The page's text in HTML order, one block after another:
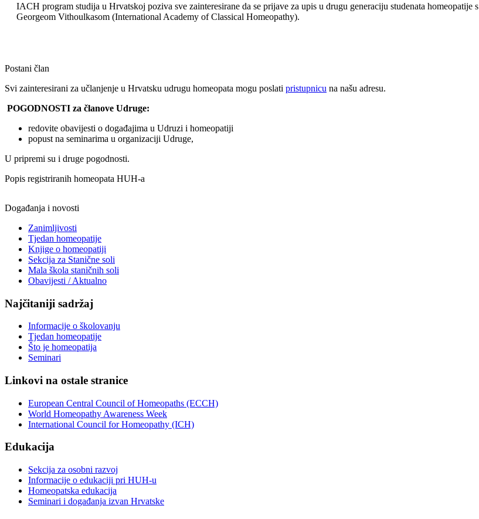
IACH program studija u Hrvatskoj poziva sve zainteresirane da se prijave za upis u drugu generaciju studenata homeopatije s
Georgeom Vithoulkasom (International Academy of Classical Homeopathy).
Postani član
Svi zainteresirani za učlanjenje u Hrvatsku udrugu homeopata mogu poslati pristupnicu na našu adresu.
POGODNOSTI za članove Udruge:
redovite obavijesti o događajima u Udruzi i homeopatiji
popust na seminarima u organizaciji Udruge,
U pripremi su i druge pogodnosti.
Popis registriranih homeopata HUH-a
Događanja i novosti
Zanimljivosti
Tjedan homeopatije
Knjige o homeopatiji
Sekcija za Stanične soli
Mala škola staničnih soli
Obavijesti / Aktualno
Najčitaniji sadržaj
Informacije o školovanju
Tjedan homeopatije
Što je homeopatija
Seminari
Linkovi na ostale stranice
European Central Council of Homeopaths (ECCH)
World Homeopathy Awareness Week
International Council for Homeopathy (ICH)
Edukacija
Sekcija za osobni razvoj
Informacije o edukaciji pri HUH-u
Homeopatska edukacija
Seminari i događanja izvan Hrvatske